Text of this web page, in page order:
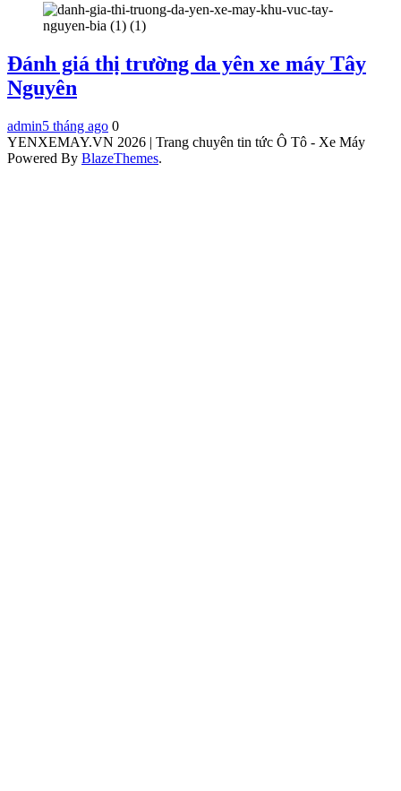
Đánh giá thị trường da yên xe máy Tây
Nguyên
admin5 tháng ago 0
YENXEMAY.VN 2026 | Trang chuyên tin tức Ô Tô - Xe Máy
Powered By BlazeThemes.